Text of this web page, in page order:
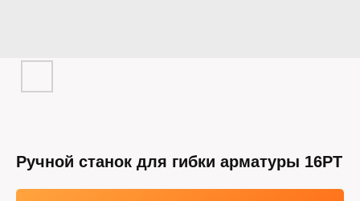
Ручной станок для гибки арматуры 16PT